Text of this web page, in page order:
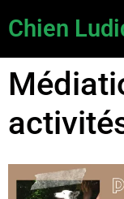
Chien